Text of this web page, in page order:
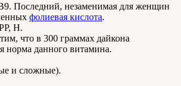
Последний, незаменимая для женщин
фолиевая кислота.
Н.
что в 300 граммах дайкона
норма данного витамина.
и сложные).